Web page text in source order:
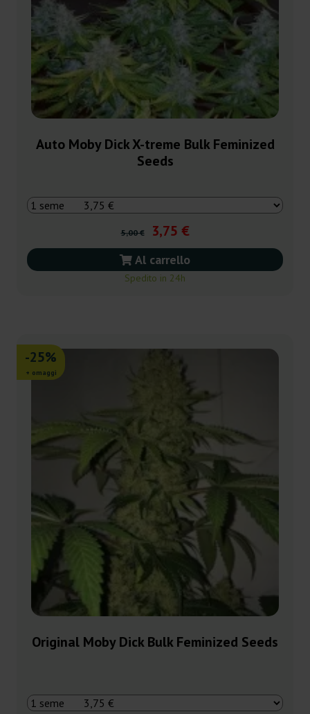
Auto Moby Dick X-treme Bulk Feminized
Seeds
5,00 € 3,75 €
Al carrello
Spedito in 24h
-25%
+ omaggi
Original Moby Dick Bulk Feminized Seeds